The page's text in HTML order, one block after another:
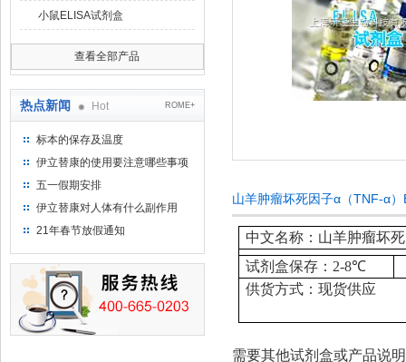
小鼠ELISA试剂盒
查看全部产品
热点新闻 Hot ROME+
标本的保存及温度
伊立替康的使用要注意哪些事项
五一假期安排
伊立替康对人体有什么副作用
21年春节放假通知
山羊肿瘤坏死因子α（TNF-α
中文名称：山羊肿瘤坏
试剂盒保存： 2-8℃
供货方式：现货供应
需要其他试剂盒或产品说